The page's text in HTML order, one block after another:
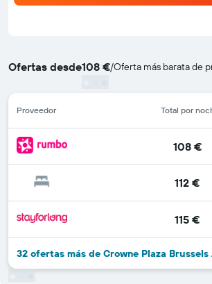
Ofertas desde108 €/Oferta más barata de
Proveedor Total por
108 €
112 €
115 €
32 ofertas más de Crowne Plaza